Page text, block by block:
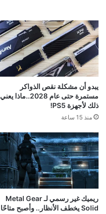
يبدو أن مشكلة نقص الذواكر
مستمرة حتى عام 2028..ماذا يعني
ذلك لأجهزة PS5!
منذ 15 ساعة
ريميك غير رسمي لـ Metal Gear
Solid يخطف الأنظار.. وأصبح متاحًا